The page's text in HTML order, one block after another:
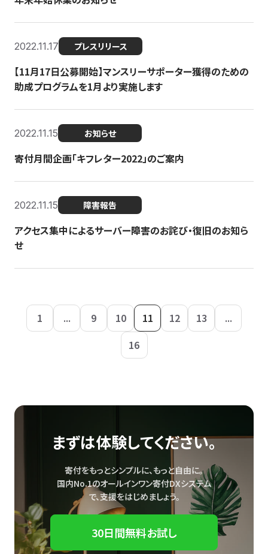
2022.11.17 プレスリリース
【11月17日公募開始】マンスリーサポーター獲得のための
助成プログラムを1月より実施します
2022.11.15 お知らせ
寄付月間企画「キフレター2022」のご案内
2022.11.15 障害報告
アクセス集中によるサーバー障害のお詫び・復旧のお知ら
せ
1 ... 9 10 11 12 13
...
16
まずは体験してください。
寄付をもっとシンプルに、もっと自由に。
国内No.1のオールインワン寄付DXシステム
で、支援をはじめましょう。
30日間無料お試し